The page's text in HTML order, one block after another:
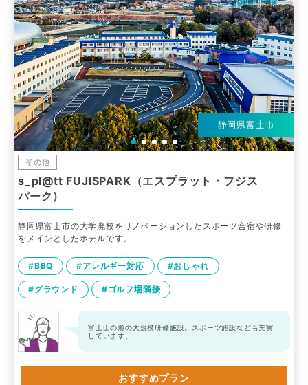
静岡県富士市
その他
s_pl@tt FUJISPARK（エスプラット・フジス
パーク）
静岡県富士市の大学廃校をリノベーションしたスポーツ合宿や研修
をメインとしたホテルです。
#BBQ #アレルギー対応 #おしゃれ
#グラウンド #ゴルフ場隣接
富士山の麓の大規模研修施設。スポーツ施設なども充実
しています。
おすすめプラン